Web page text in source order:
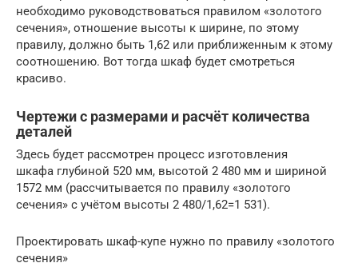
необходимо руководствоваться правилом «золотого
сечения», отношение высоты к ширине, по этому
правилу, должно быть 1,62 или приближенным к этому
соотношению. Вот тогда шкаф будет смотреться
красиво.
Чертежи с размерами и расчёт количества
деталей
Здесь будет рассмотрен процесс изготовления
шкафа глубиной 520 мм, высотой 2 480 мм и шириной
1572 мм (рассчитывается по правилу «золотого
сечения» с учётом высоты 2 480/1,62=1 531).
Проектировать шкаф-купе нужно по правилу «золотого
сечения»